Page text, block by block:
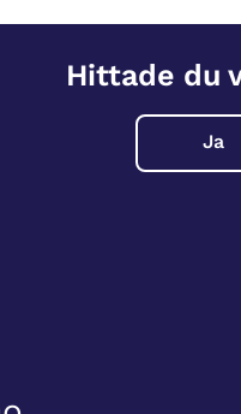
Hittade du
Ja